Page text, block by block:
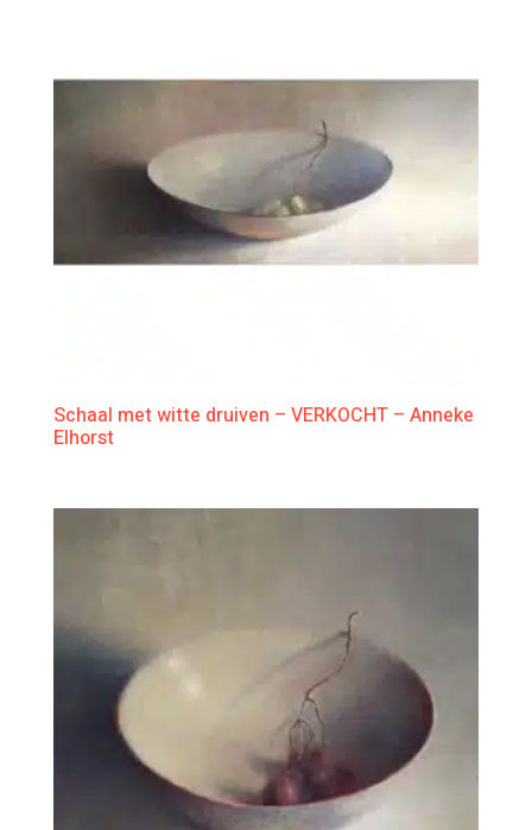
Schaal met witte druiven – VERKOCHT – Anneke
Elhorst